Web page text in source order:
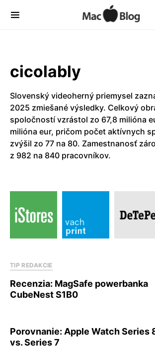
cicolably
Slovenský videoherný priemysel
2025 zmiešané výsledky. Celkový
spoločností vzrástol zo 67,8 milióna
milióna eur, pričom počet aktívnych
zvýšil zo 77 na 80. Zamestnanosť
z 982 na 840 pracovníkov.
TIP REDAKCIE
Recenzia: MagSafe powerbanka
CubeNest S1B0
Porovnanie: Apple Watch Series
vs. Series 7